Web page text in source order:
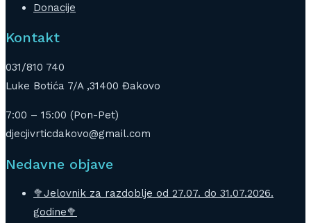
Donacije
Kontakt
031/810 740
Luke Botića 7/A ,31400 Đakovo
7:00 – 15:00 (Pon-Pet)
djecjivrticdakovo@gmail.com
Nedavne objave
🥦Jelovnik za razdoblje od 27.07. do 31.07.2026.
godine🥦